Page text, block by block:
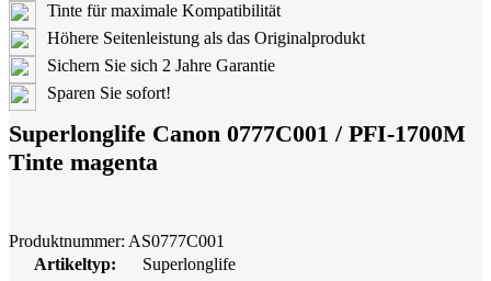
Tinte für maximale Kompatibilität
Höhere Seitenleistung als das Originalprodukt
Sichern Sie sich 2 Jahre Garantie
Sparen Sie sofort!
Superlonglife Canon 0777C001 / PFI-1700M
Tinte magenta
Produktnummer: AS0777C001
Artikeltyp:
Superlonglife